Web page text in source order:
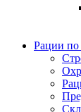
Рации по